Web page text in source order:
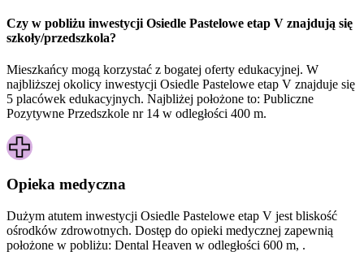
Czy w pobliżu inwestycji Osiedle Pastelowe etap V znajdują się
szkoły/przedszkola?
Mieszkańcy mogą korzystać z bogatej oferty edukacyjnej. W
najbliższej okolicy inwestycji Osiedle Pastelowe etap V znajduje się
5 placówek edukacyjnych. Najbliżej położone to: Publiczne
Pozytywne Przedszkole nr 14 w odległości 400 m.
Opieka medyczna
Dużym atutem inwestycji Osiedle Pastelowe etap V jest bliskość
ośrodków zdrowotnych. Dostęp do opieki medycznej zapewnią
położone w pobliżu: Dental Heaven w odległości 600 m, .